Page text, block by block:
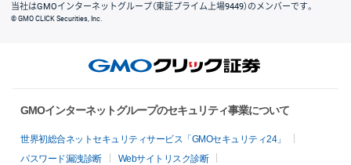
当社はGMOインターネットグループ（東証プライム上場9449）のメンバーです。
© GMO CLICK Securities, Inc.
GMOインターネットグループのセキュリティ事業について
世界初総合ネットセキュリティサービス「GMOセキュリティ24」
パスワード漏洩診断
Webサイトリスク診断